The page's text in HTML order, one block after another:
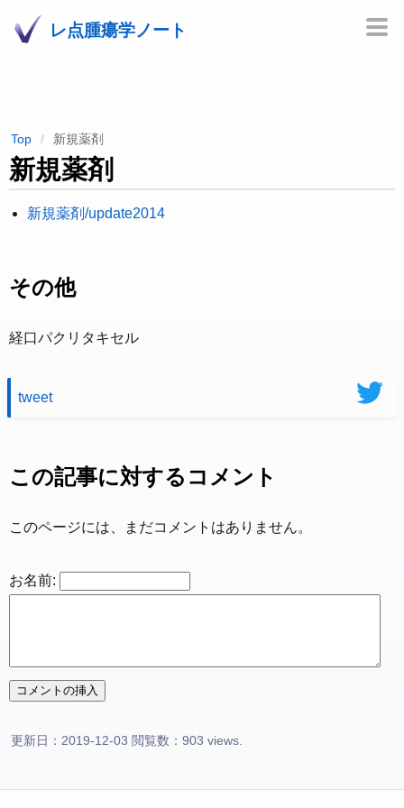
レ点腫瘍学ノート
Top 新規薬剤
新規薬剤
新規薬剤/update2014
その他
経口パクリタキセル
tweet
この記事に対するコメント
このページには、まだコメントはありません。
お名前:
更新日：2019-12-03 閲覧数：903 views.